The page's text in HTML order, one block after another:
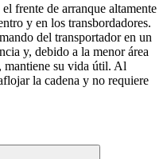
frente de arranque altamente
y en los transbordadores.
del transportador en un
y, debido a la menor área
mantiene su vida útil. Al
la cadena y no requiere